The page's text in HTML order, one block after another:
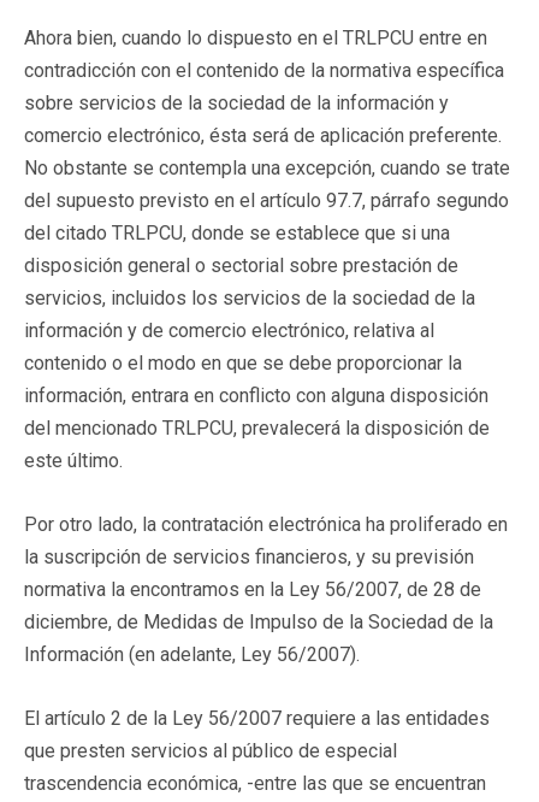
Ahora bien, cuando lo dispuesto en el TRLPCU entre en
contradicción con el contenido de la normativa específica
sobre servicios de la sociedad de la información y
comercio electrónico, ésta será de aplicación preferente.
No obstante se contempla una excepción, cuando se trate
del supuesto previsto en el artículo 97.7, párrafo segundo
del citado TRLPCU, donde se establece que si una
disposición general o sectorial sobre prestación de
servicios, incluidos los servicios de la sociedad de la
información y de comercio electrónico, relativa al
contenido o el modo en que se debe proporcionar la
información, entrara en conflicto con alguna disposición
del mencionado TRLPCU, prevalecerá la disposición de
este último.
Por otro lado, la contratación electrónica ha proliferado en
la suscripción de servicios financieros, y su previsión
normativa la encontramos en la Ley 56/2007, de 28 de
diciembre, de Medidas de Impulso de la Sociedad de la
Información (en adelante, Ley 56/2007).
El artículo 2 de la Ley 56/2007 requiere a las entidades
que presten servicios al público de especial
trascendencia económica, -entre las que se encuentran